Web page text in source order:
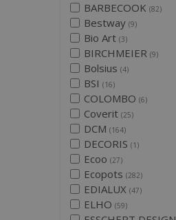
BARBECOOK (82)
Bestway (9)
Bio Art (3)
BIRCHMEIER (9)
Bolsius (4)
BSI (16)
COLOMBO (6)
Coverit (25)
DCM (164)
DECORIS (1)
Ecoo (27)
Ecopots (282)
EDIALUX (47)
ELHO (59)